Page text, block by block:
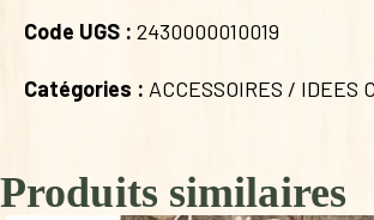
Code UGS : 2430000010019
Catégories : ACCESSOIRES / IDEES
Produits similaires